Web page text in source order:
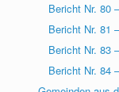
Bericht Nr. 80
Bericht Nr. 81
Bericht Nr. 83
Bericht Nr. 84